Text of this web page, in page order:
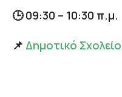
🕒 09:30 – 10:30 π.μ.
📌 Δημοτικό